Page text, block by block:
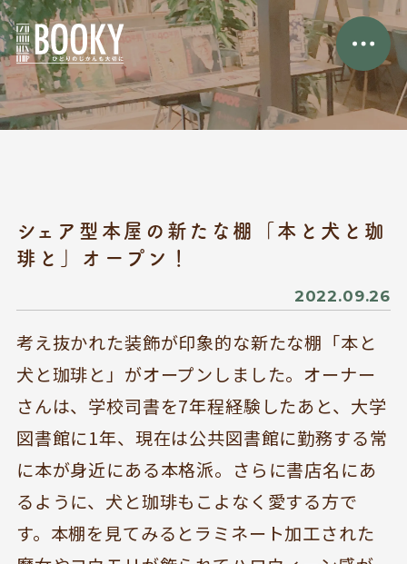
シェア型本屋の新たな棚「本と犬と珈
琲と」オープン！
2022.09.26
考え抜かれた装飾が印象的な新たな棚「本と
犬と珈琲と」がオープンしました。オーナー
さんは、学校司書を7年程経験したあと、大学
図書館に1年、現在は公共図書館に勤務する常
に本が身近にある本格派。さらに書店名にあ
るように、犬と珈琲もこよなく愛する方で
す。本棚を見てみるとラミネート加工された